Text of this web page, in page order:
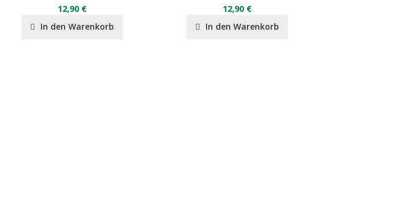
12,90 €
In den Warenkorb
12,90 €
In den Warenkorb